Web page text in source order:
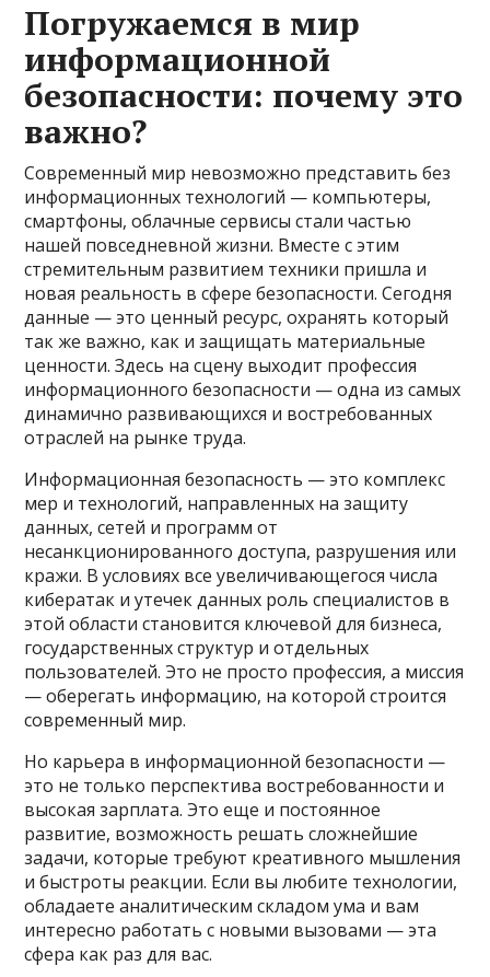
Погружаемся в мир
информационной
безопасности: почему это
важно?
Современный мир невозможно представить без
информационных технологий — компьютеры,
смартфоны, облачные сервисы стали частью
нашей повседневной жизни. Вместе с этим
стремительным развитием техники пришла и
новая реальность в сфере безопасности. Сегодня
данные — это ценный ресурс, охранять который
так же важно, как и защищать материальные
ценности. Здесь на сцену выходит профессия
информационного безопасности — одна из самых
динамично развивающихся и востребованных
отраслей на рынке труда.
Информационная безопасность — это комплекс
мер и технологий, направленных на защиту
данных, сетей и программ от
несанкционированного доступа, разрушения или
кражи. В условиях все увеличивающегося числа
кибератак и утечек данных роль специалистов в
этой области становится ключевой для бизнеса,
государственных структур и отдельных
пользователей. Это не просто профессия, а миссия
— оберегать информацию, на которой строится
современный мир.
Но карьера в информационной безопасности —
это не только перспектива востребованности и
высокая зарплата. Это еще и постоянное
развитие, возможность решать сложнейшие
задачи, которые требуют креативного мышления
и быстроты реакции. Если вы любите технологии,
обладаете аналитическим складом ума и вам
интересно работать с новыми вызовами — эта
сфера как раз для вас.